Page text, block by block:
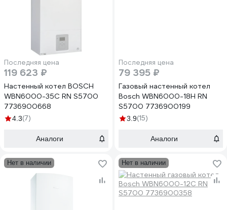
Последняя цена
119 623 ₽
Настенный котел BOSCH
WBN6000-35C RN S5700
7736900668
4.3(7)
Аналоги
Последняя цена
79 395 ₽
Газовый настенный котел
Bosch WBN6000-18H RN
S5700 7736900199
3.9(15)
Аналоги
Нет в наличии Нет в наличии